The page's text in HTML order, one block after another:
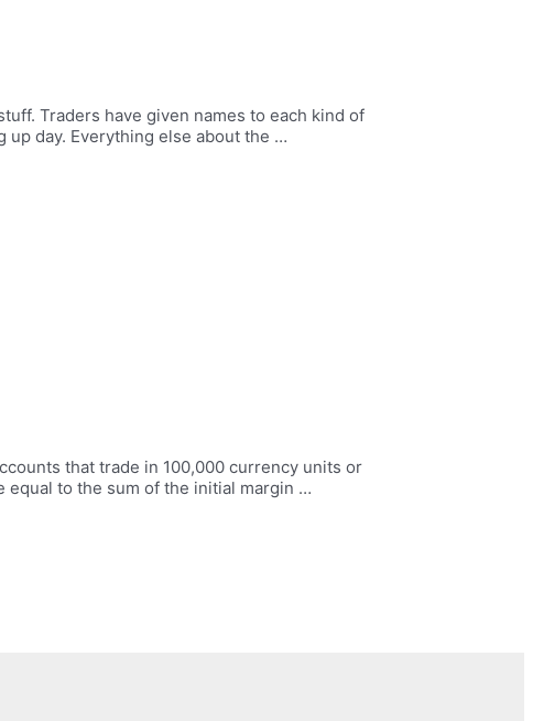
Traders have given names to each kind of
day. Everything else about the …
that trade in 100,000 currency units or
equal to the sum of the initial margin …